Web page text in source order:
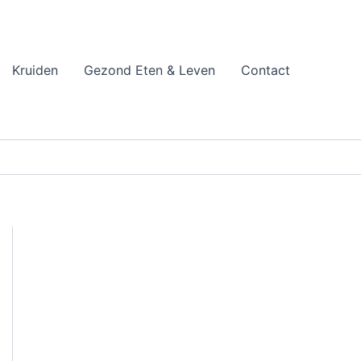
Kruiden Gezond Eten & Leven Contact